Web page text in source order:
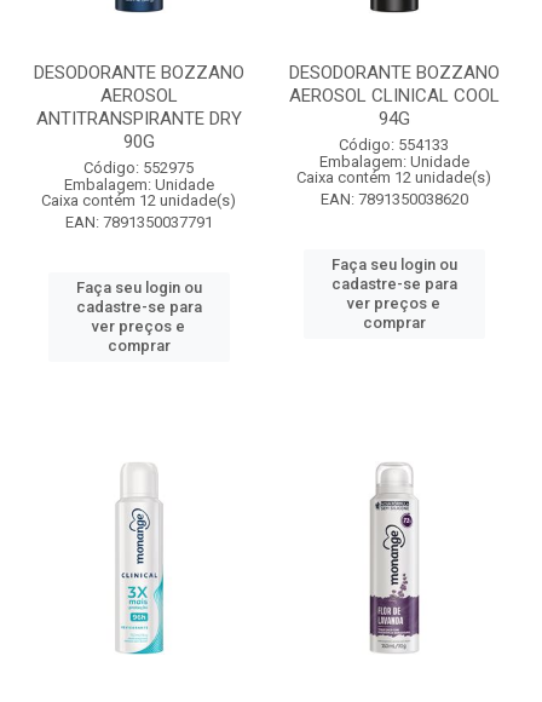
DESODORANTE BOZZANO
AEROSOL
ANTITRANSPIRANTE DRY
90G
Código: 552975
Embalagem: Unidade
Caixa contém 12 unidade(s)
EAN: 7891350037791
Faça seu login ou
cadastre-se para
ver preços e
comprar
DESODORANTE BOZZANO
AEROSOL CLINICAL COOL
94G
Código: 554133
Embalagem: Unidade
Caixa contém 12 unidade(s)
EAN: 7891350038620
Faça seu login ou
cadastre-se para
ver preços e
comprar